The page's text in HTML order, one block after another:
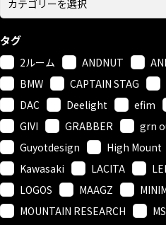
タグ
2ルーム ANDNUT
BMW
CAPTAIN STAG
DAC
Deelight efim
GIVI
GRABBER
grn
Guyotdesign
High Mount
Kawasaki
LACITA
LOGOS
MAAGZ
MOUNTAIN RESEARCH